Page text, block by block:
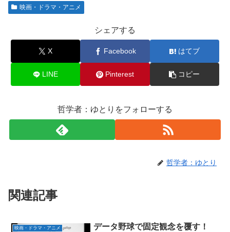
映画・ドラマ・アニメ
シェアする
X Facebook はてブ
LINE Pinterest コピー
哲学者：ゆとりをフォローする
哲学者：ゆとり
関連記事
映画・ドラマ・アニメ
データ野球で固定観念を覆す！